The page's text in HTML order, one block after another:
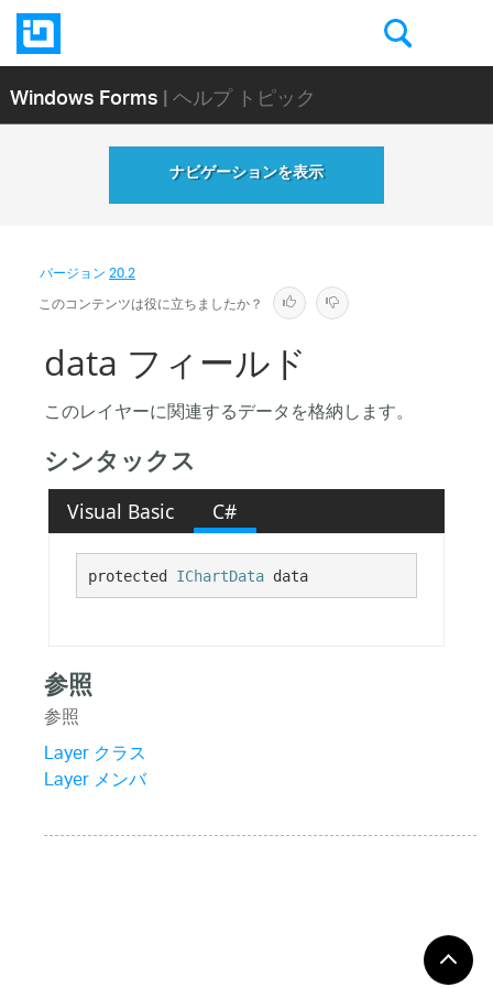
Windows Forms| ヘルプ トピック
ナビゲーションを表示
バージョン20.2
このコンテンツは役に立ちましたか？
data フィールド
このレイヤーに関連するデータを格納します。
シンタックス
Visual Basic C#
protected IChartData data
参照
参照
Layer クラス
Layer メンバ